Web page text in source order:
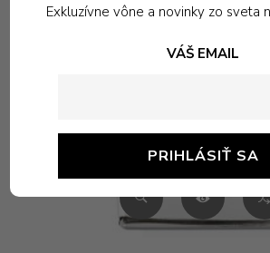
Exkluzívne vône a novinky zo sveta
VÁŠ EMAIL